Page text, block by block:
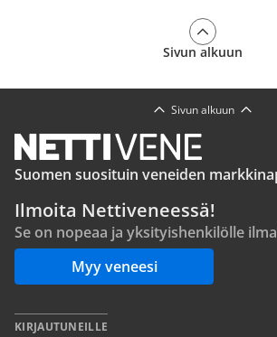
Sivun alkuun
Sivun alkuun
Suomen suosituin veneiden
Ilmoita Nettiveneessä!
Se on nopeaa ja yksityishenkilölle
Myy veneesi
KIRJAUTUNEILLE